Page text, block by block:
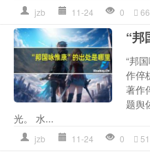
jzb 11-24 0
“邦
“邦
作倅
著作
题舆
光。 水...
jzb 11-24 0